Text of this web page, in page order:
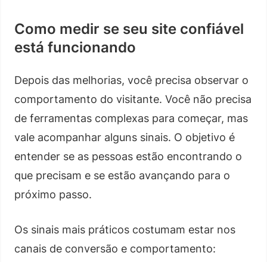
Como medir se seu site confiável
está funcionando
Depois das melhorias, você precisa observar o
comportamento do visitante. Você não precisa
de ferramentas complexas para começar, mas
vale acompanhar alguns sinais. O objetivo é
entender se as pessoas estão encontrando o
que precisam e se estão avançando para o
próximo passo.
Os sinais mais práticos costumam estar nos
canais de conversão e comportamento: